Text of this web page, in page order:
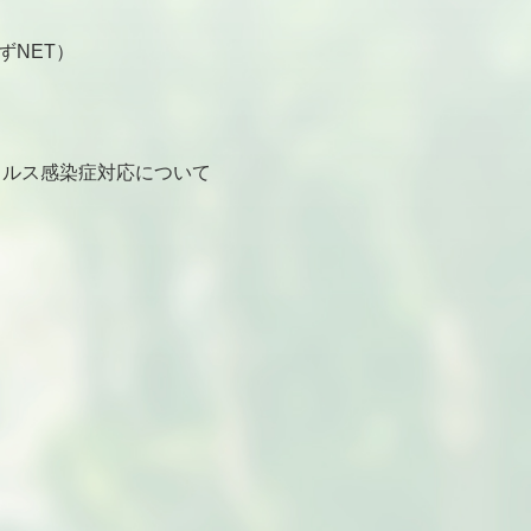
NET）
ス感染症対応について